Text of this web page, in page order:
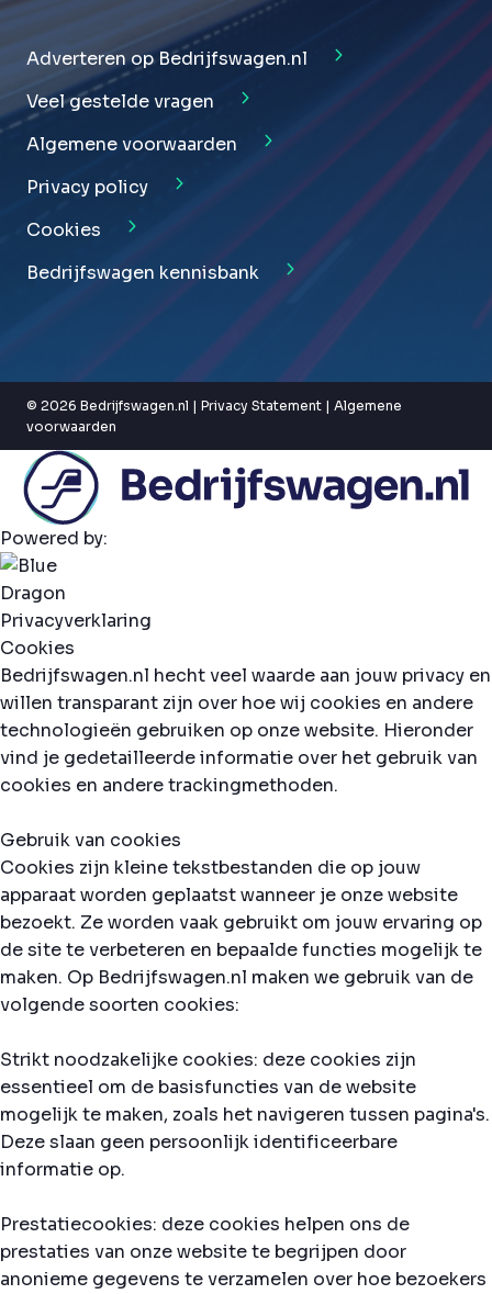
Adverteren op Bedrijfswagen.nl
Veel gestelde vragen
Algemene voorwaarden
Privacy policy
Cookies
Bedrijfswagen kennisbank
© 2026 Bedrijfswagen.nl | Privacy Statement | Algemene
voorwaarden
Powered by:
Privacyverklaring
Cookies
Bedrijfswagen.nl hecht veel waarde aan jouw privacy en
willen transparant zijn over hoe wij cookies en andere
technologieën gebruiken op onze website. Hieronder
vind je gedetailleerde informatie over het gebruik van
cookies en andere trackingmethoden.
Gebruik van cookies
Cookies zijn kleine tekstbestanden die op jouw
apparaat worden geplaatst wanneer je onze website
bezoekt. Ze worden vaak gebruikt om jouw ervaring op
de site te verbeteren en bepaalde functies mogelijk te
maken. Op Bedrijfswagen.nl maken we gebruik van de
volgende soorten cookies:
Strikt noodzakelijke cookies: deze cookies zijn
essentieel om de basisfuncties van de website
mogelijk te maken, zoals het navigeren tussen pagina's.
Deze slaan geen persoonlijk identificeerbare
informatie op.
Prestatiecookies: deze cookies helpen ons de
prestaties van onze website te begrijpen door
anonieme gegevens te verzamelen over hoe bezoekers